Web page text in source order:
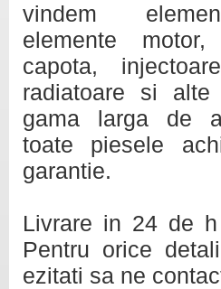
vindem
elemente
capota,
radiatoare si
gama larga de
toate piesele
garantie.
Livrare in 24 de
Pentru orice
ezitati sa ne